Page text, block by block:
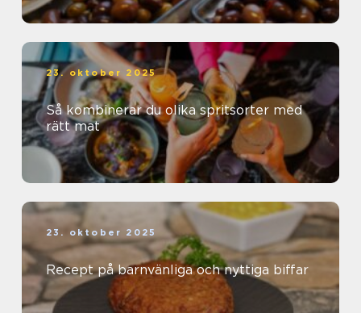
23. oktober 2025
Så kombinerar du olika spritsorter med
rätt mat
23. oktober 2025
Recept på barnvänliga och nyttiga biffar